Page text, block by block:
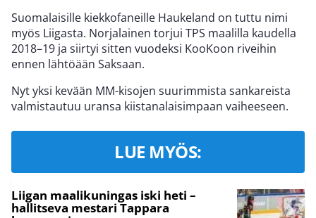
Suomalaisille kiekkofaneille Haukeland on tuttu nimi
myös Liigasta. Norjalainen torjui TPS maalilla kaudella
2018–19 ja siirtyi sitten vuodeksi KooKoon riveihin
ennen lähtöään Saksaan.
Nyt yksi kevään MM-kisojen suurimmista sankareista
valmistautuu uransa kiistanalaisimpaan vaiheeseen.
LUE MYÖS:
Liigan maalikuningas iski heti –
hallitseva mestari Tappara